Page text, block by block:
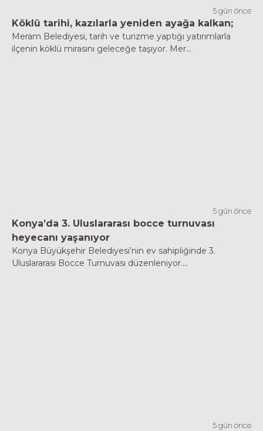
5 gün önce
Köklü tarihi, kazılarla yeniden ayağa kalkan;
Meram Belediyesi, tarih ve turizme yaptığı yatırımlarla
ilçenin köklü mirasını geleceğe taşıyor. Mer...
5 gün önce
Konya’da 3. Uluslararası bocce turnuvası
heyecanı yaşanıyor
Konya Büyükşehir Belediyesi’nin ev sahipliğinde 3.
Uluslararası Bocce Turnuvası düzenleniyor....
5 gün önce